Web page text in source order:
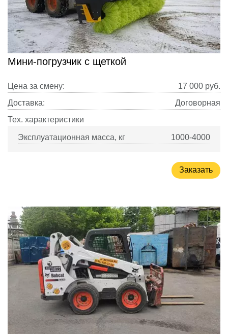
Мини-погрузчик с щеткой
Цена за смену: 17 000 руб.
Доставка:
Договорная
Тех. характеристики
Эксплуатационная масса, кг 1000-4000
Заказать